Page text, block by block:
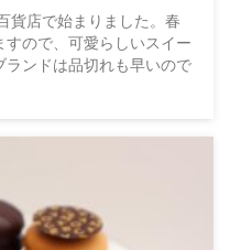
貨店で始まりました。春
ので、可愛らしいスイー
ンドは品切れも早いので